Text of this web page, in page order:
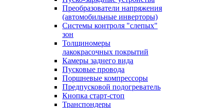
Преобразователи напряжения
(автомобильные инверторы)
Системы контроля "слепых"
зон
Толщиномеры
лакокрасочных покрытий
Камеры заднего вида
Пусковые провода
Поршневые компрессоры
Предпусковой подогреватель
Кнопка старт-стоп
Транспондеры